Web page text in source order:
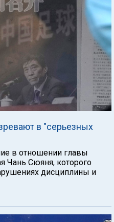
в "серьезных
в отношении главы
Чань Сюяня, которого
дисциплины и